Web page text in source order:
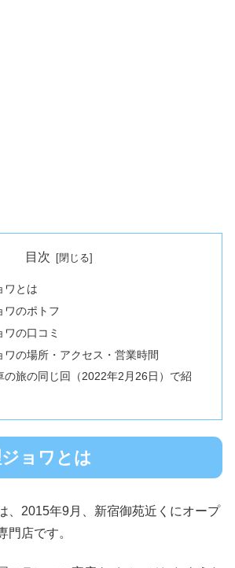
目次
ワとは
ワのポトフ
ワの口コミ
ワの場所・アクセス・営業時間
の旅の同じ回（2022年2月26日）で紹
ョワとは
、2015年9月、新宿御苑近くにオープ
門店です。